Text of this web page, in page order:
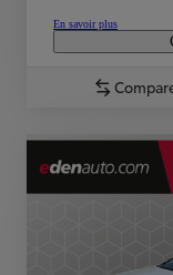
En savoir plus